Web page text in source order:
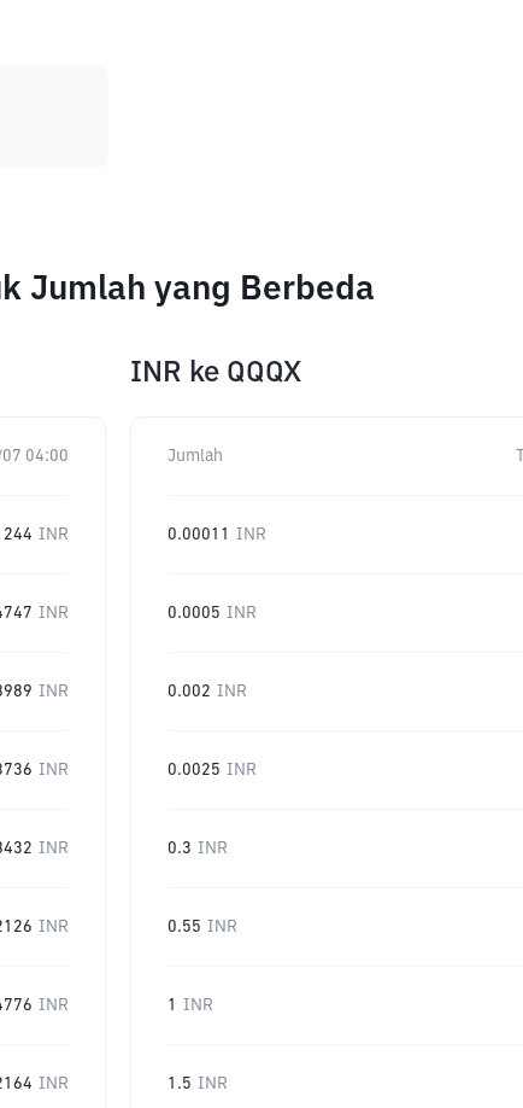
Jumlah yang Berbeda
04:00
INR
INR
INR
INR
INR
INR
INR
INR
INR ke QQQX
Jumlah
0.00011 INR
0.0005 INR
0.002 INR
0.0025 INR
0.3 INR
0.55 INR
1 INR
1.5 INR